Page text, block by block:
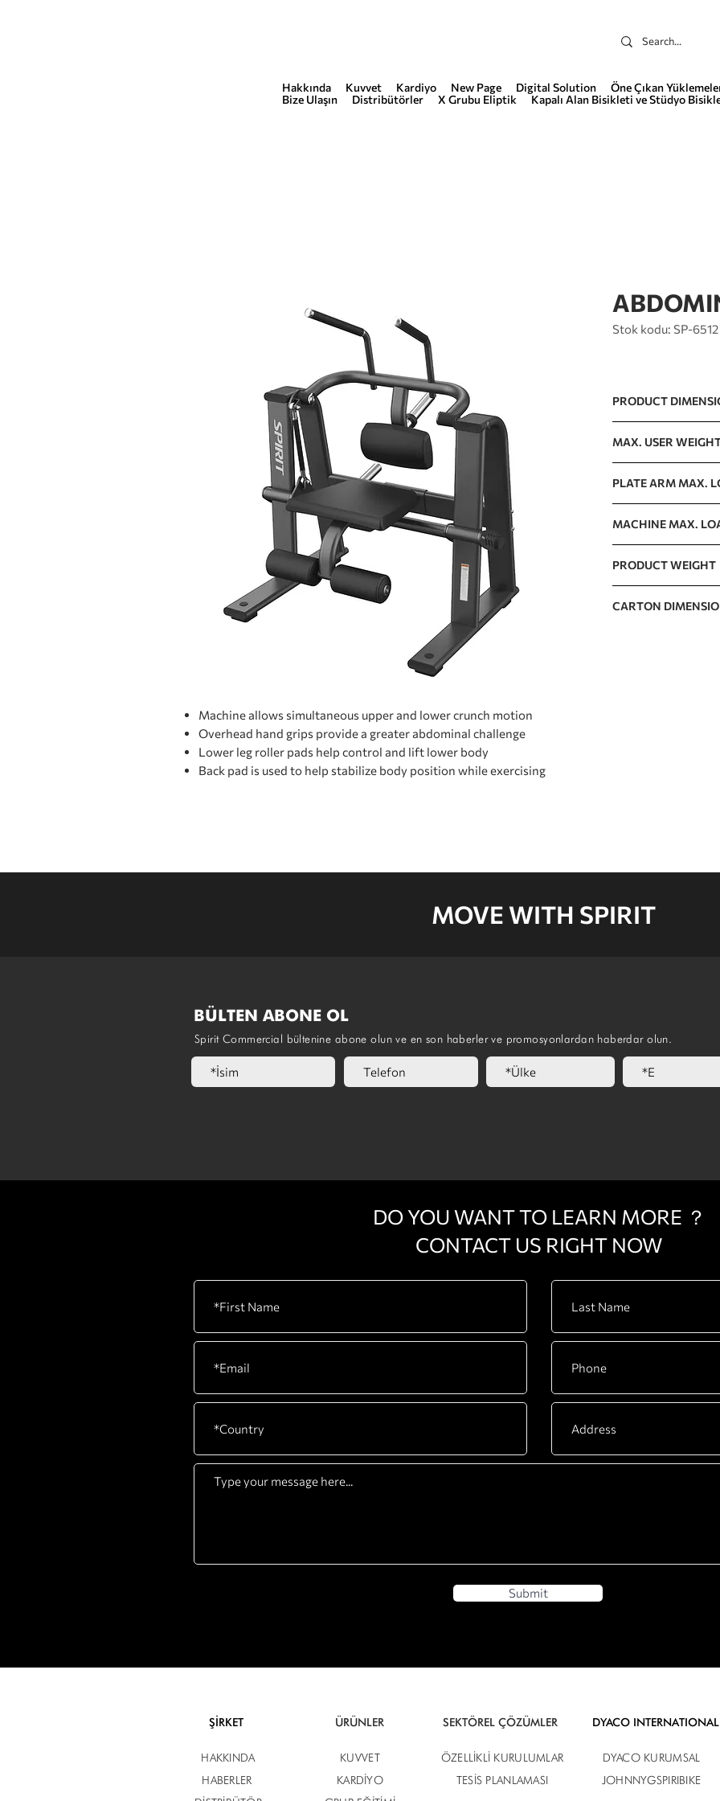
Hakkında Kuvvet Kardiyo New Page Digital Solution Öne Çıkan
Bize Ulaşın
Distribütörler X Grubu Eliptik Kapalı Alan Bisikleti ve Stüdyo
Machine allows simultaneous upper and lower crunch motion
Overhead hand grips provide a greater abdominal challenge
Lower leg roller pads help control and lift lower body
Back pad is used to help stabilize body position while exercising
Stok kodu: SP-6512
PRODUCT
MAX. USER
PLATE ARM MAX.
MACHINE MAX.
PRODUCT WEIGHT
CARTON
MOVE WITH SPIRIT
BÜLTEN ABONE OL
Spirit Commercial bültenine abone olun ve en son haberler ve promosyonlardan haberdar olun.
DO YOU WANT TO LEARN MORE ？
CONTACT US RIGHT NOW
Submit
ŞİRKET
HAKKINDA
HABERLER
ÜRÜNLER SEKTÖREL ÇÖZÜMLER DYACO INTERNATIONAL
KUVVET
KARDİYO
ÖZELLİKLİ KURULUMLAR
TESİS PLANLAMASI
DYACO KURUMSAL
JOHNNYGSPIRIBIKE